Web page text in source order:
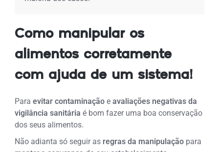
Como manipular os
alimentos corretamente
com ajuda de um sistema!
Para evitar contaminaçãoeavaliações negativas da
vigilância sanitária é bom fazer uma boa conservação
dos seus alimentos.
Não adianta só seguir as regras da manipulação para